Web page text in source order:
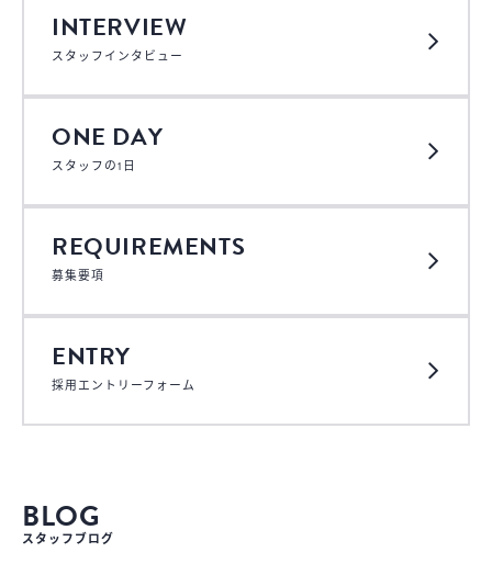
INTERVIEW
スタッフインタビュー
ONE DAY
スタッフの1日
REQUIREMENTS
募集要項
ENTRY
採用エントリーフォーム
BLOG
スタッフブログ